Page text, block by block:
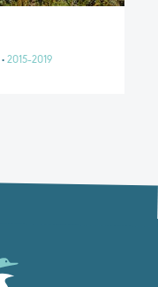
• 2015-2019